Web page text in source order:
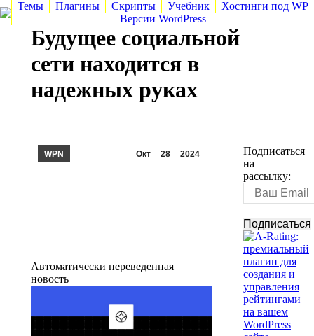
Темы Плагины Скрипты Учебник
Хостинги под WP
Версии WordPress
Будущее социальной
сети находится в
надежных руках
Окт 28 2024
WPN
Автоматически переведенная
новость
Подписаться
на
рассылку: